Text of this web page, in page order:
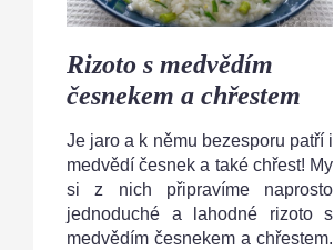
Rizoto s medvědím
česnekem a chřestem
Je jaro a k němu bezesporu patří i
medvědí česnek a také chřest! My
si z nich připravíme naprosto
jednoduché a lahodné rizoto s
medvědím česnekem a chřestem.